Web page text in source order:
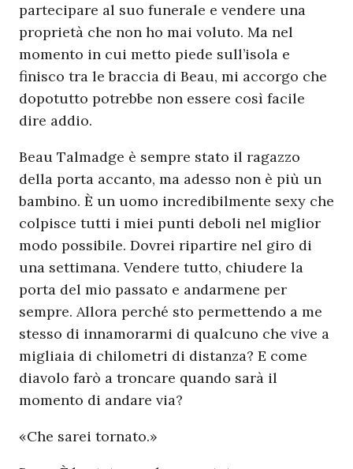
partecipare al suo funerale e vendere una
proprietà che non ho mai voluto. Ma nel
momento in cui metto piede sull’isola e
finisco tra le braccia di Beau, mi accorgo che
dopotutto potrebbe non essere così facile
dire addio.
Beau Talmadge è sempre stato il ragazzo
della porta accanto, ma adesso non è più un
bambino. È un uomo incredibilmente sexy che
colpisce tutti i miei punti deboli nel miglior
modo possibile. Dovrei ripartire nel giro di
una settimana. Vendere tutto, chiudere la
porta del mio passato e andarmene per
sempre. Allora perché sto permettendo a me
stesso di innamorarmi di qualcuno che vive a
migliaia di chilometri di distanza? E come
diavolo farò a troncare quando sarà il
momento di andare via?
«Che sarei tornato.»